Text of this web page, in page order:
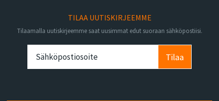
TILAA UUTISKIRJEEMME
Tilaamalla uutiskirjeemme saat uusimmat edut suoraan sähköpostiisi.
Tilaa